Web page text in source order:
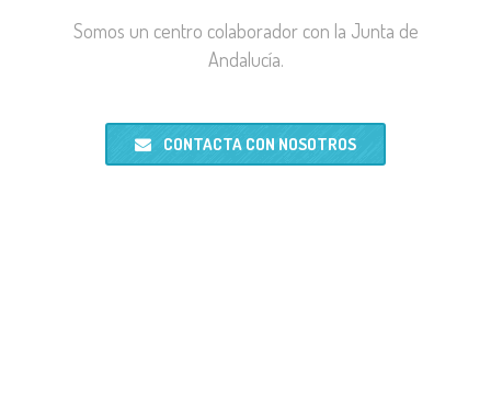
Somos un centro colaborador con la Junta de
Andalucía.
CONTACTA CON NOSOTROS